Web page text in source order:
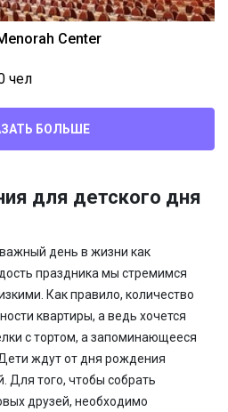
Center
чел
БОЛЬШЕ
для детского дня
день в жизни как
праздника мы стремимся
Как правило, количество
квартиры, а ведь хочется
с тортом, а запоминающееся
ждут от дня рождения
Для того, чтобы собрать
друзей, необходимо